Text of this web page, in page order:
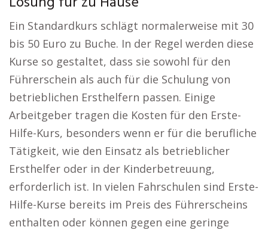
Ein Standardkurs schlägt normalerweise mit 30
bis 50 Euro zu Buche. In der Regel werden diese
Kurse so gestaltet, dass sie sowohl für den
Führerschein als auch für die Schulung von
betrieblichen Ersthelfern passen. Einige
Arbeitgeber tragen die Kosten für den Erste-
Hilfe-Kurs, besonders wenn er für die berufliche
Tätigkeit, wie den Einsatz als betrieblicher
Ersthelfer oder in der Kinderbetreuung,
erforderlich ist. In vielen Fahrschulen sind Erste-
Hilfe-Kurse bereits im Preis des Führerscheins
enthalten oder können gegen eine geringe